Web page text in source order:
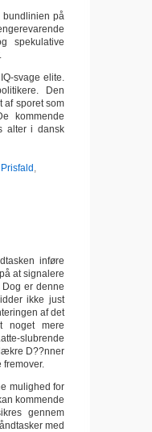
bundlinien på
spekulative
svage elite.
Den
af sporet som
kommende
alter i dansk
Prisfald
inføre
at signalere
er denne
ikke just
af det
noget mere
slubrende
D??nner
mulighed for
kommende
gennem
med